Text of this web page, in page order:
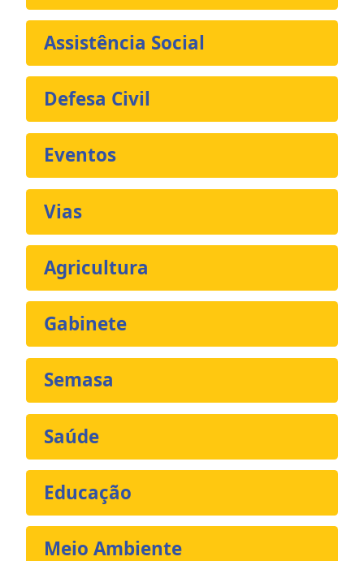
Assistência Social
Defesa Civil
Eventos
Vias
Agricultura
Gabinete
Semasa
Saúde
Educação
Meio Ambiente